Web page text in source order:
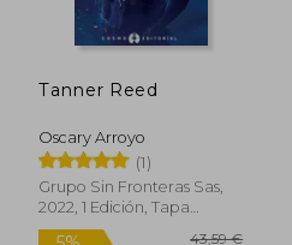
5%
dcto.
Tanner Reed
Oscary Arroyo
(1)
Grupo Sin Fronteras Sas,
2022, 1 Edición, Tapa
Blanda, Nuevo